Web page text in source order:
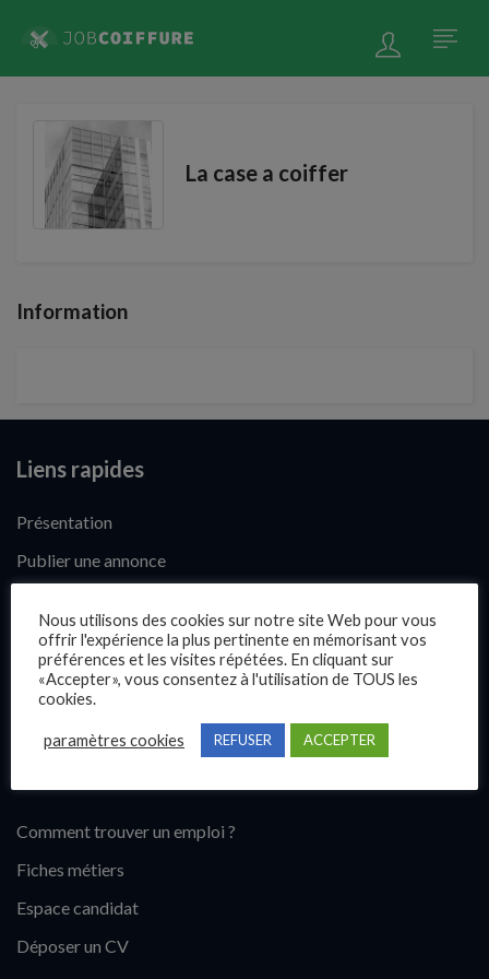
La case a coiffer
Information
Liens rapides
Présentation
Publier une annonce
Questions fréquentes
Blog
Comment trouver un emploi ?
Fiches métiers
Espace candidat
Déposer un CV
Nous utilisons des cookies sur notre site Web pour vous
offrir l'expérience la plus pertinente en mémorisant vos
préférences et les visites répétées. En cliquant sur
«Accepter», vous consentez à l'utilisation de TOUS les
cookies.
paramètres cookies REFUSER ACCEPTER